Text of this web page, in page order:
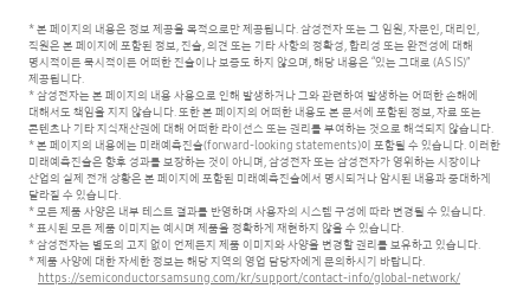
* 본 페이지의 내용은 정보 제공을 목적으로만 제공됩니다. 삼성전자 또는 그 임원, 자문인, 대리인,
직원은 본 페이지에 포함된 정보, 진술, 의견 또는 기타 사항의 정확성, 합리성 또는 완전성에 대해
명시적이든 묵시적이든 어떠한 진술이나 보증도 하지 않으며, 해당 내용은 “있는 그대로 (AS IS)”
제공됩니다.
* 삼성전자는 본 페이지의 내용 사용으로 인해 발생하거나 그와 관련하여 발생하는 어떠한 손해에
대해서도 책임을 지지 않습니다.또한 본 페이지의 어떠한 내용도 본 문서에 포함된 정보, 자료 또는
콘텐츠나 기타 지식재산권에 대해 어떠한 라이선스 또는 권리를 부여하는 것으로 해석되지 않습니다.
* 본 페이지의 내용에는 미래예측진술(forward-looking statements)이 포함될 수 있습니다. 이러한
미래예측진술은 향후 성과를 보장하는 것이 아니며,삼성전자 또는 삼성전자가 영위하는 시장이나
산업의 실제 전개 상황은 본 페이지에 포함된 미래예측진술에서 명시되거나 암시된 내용과 중대하게
달라질 수 있습니다.
* 모든 제품 사양은 내부 테스트 결과를 반영하며 사용자의 시스템 구성에 따라 변경될 수 있습니다.
* 표시된 모든 제품 이미지는 예시며 제품을 정확하게 재현하지 않을 수 있습니다.
* 삼성전자는 별도의 고지 없이 언제든지 제품 이미지와 사양을 변경할 권리를 보유하고 있습니다.
* 제품 사양에 대한 자세한 정보는 해당 지역의 영업 담당자에게 문의하시기 바랍니다.
https://semiconductor.samsung.com/kr/support/contact-info/global-network/